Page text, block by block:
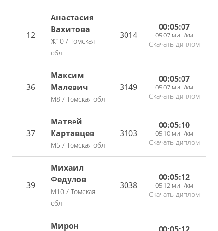
12
Анастасия
Вахитова
Ж10 / Томская
обл
3014
00:05:07
05:07 мин/км
Скачать диплом
36
Максим
Малевич
М8 / Томская обл
3149
00:05:07
05:07 мин/км
Скачать диплом
37
Матвей
Картавцев
М5 / Томская обл
3103
00:05:10
05:10 мин/км
Скачать диплом
39
Михаил
Федулов
М10 / Томская
обл
3038
00:05:12
05:12 мин/км
Скачать диплом
Мирон
00:05:12